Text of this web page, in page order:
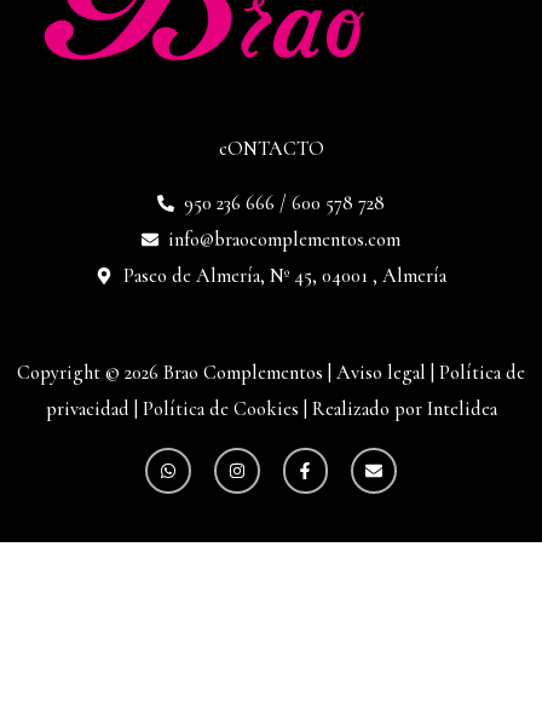
cONTACTO
950 236 666 / 600 578 728
info@braocomplementos.com
Paseo de Almería, Nº 45, 04001 , Almería
Copyright © 2026 Brao Complementos | Aviso legal Política de
privacidad Política de Cookies Realizado por Intelidea
W
h
a
a
I
n
s
g
F
a
c
o
E
n
v
o